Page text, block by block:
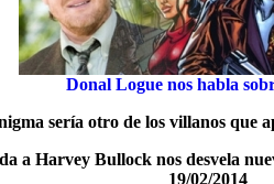
Donal Logue nos habla
sería otro de los villanos que
a Harvey Bullock nos desvela
19/02/2014